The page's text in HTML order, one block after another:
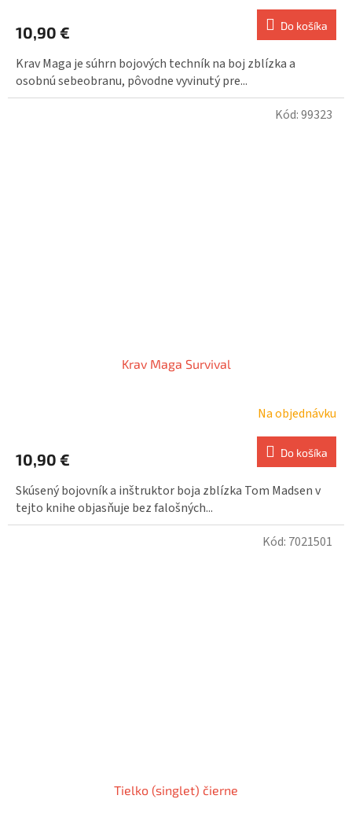
produktu
je
2,0
z
5
10,90 € Do košíka
Krav Maga je súhrn bojových techník na boj zblízka a
osobnú sebeobranu, pôvodne vyvinutý pre...
Krav Maga Survival
Na objednávku
10,90 € Do košíka
Skúsený bojovník a inštruktor boja zblízka Tom Madsen v
tejto knihe objasňuje bez falošných...
Kód:99323
Tielko (singlet) čierne
Kód: 7021501